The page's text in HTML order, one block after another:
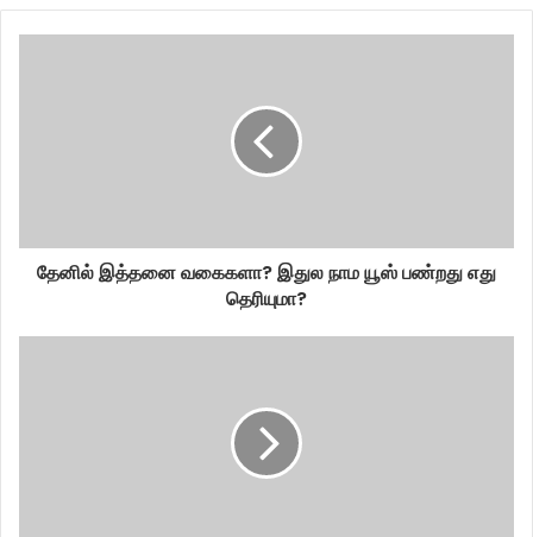
தேனில் இத்தனை வகைகளா? இதுல நாம யூஸ் பண்றது எது
தெரியுமா?